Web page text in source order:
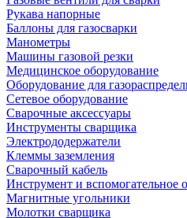
Рукава напорные
Баллоны для газосварки
Манометры
Машины газовой резки
Медицинское оборудование
Оборудование для
Сетевое оборудование
Сварочные аксессуары
Инструменты сварщика
Электрододержатели
Клеммы заземления
Сварочный кабель
Инструмент и вспомогательное
Магнитные угольники
Молотки сварщика